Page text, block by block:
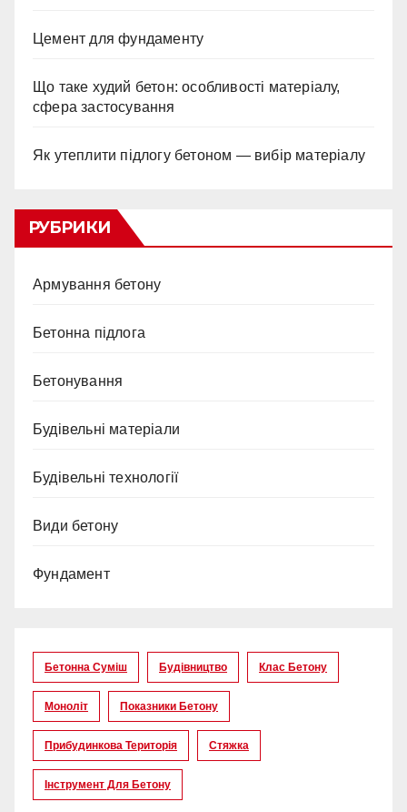
Цемент для фундаменту
Що таке худий бетон: особливості матеріалу,
сфера застосування
Як утеплити підлогу бетоном — вибір матеріалу
РУБРИКИ
Армування бетону
Бетонна підлога
Бетонування
Будівельні матеріали
Будівельні технології
Види бетону
Фундамент
Бетонна Суміш Будівництво Клас Бетону
Моноліт Показники Бетону
Прибудинкова Територія Стяжка
Інструмент Для Бетону